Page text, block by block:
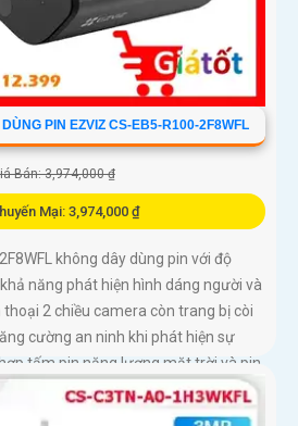
PIN EZVIZ CS-EB5-R100-2F8WFL
Bán: 3,974,000 ₫
Mại: 3,974,000 ₫
không dây dùng pin với độ
năng phát hiện hình dáng người và
2 chiều camera còn trang bị còi
cường an ninh khi phát hiện sự
tấm pin năng lượng mặt trời và pin
nước và bụi giúp hoạt động bền bỉ